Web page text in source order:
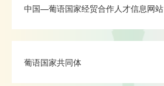
中国—葡语国家经贸合作人才信息网站
葡语国家共同体